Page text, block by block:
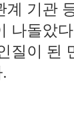
계 기관
나돌았
질이 된